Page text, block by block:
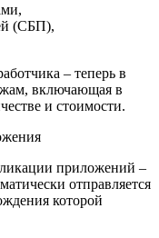
(СБП),
– теперь в
включающая в
и стоимости.
приложений –
отправляется
которой